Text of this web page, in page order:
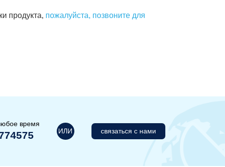
продукта, пожалуйста, позвоните для
время
ИЛИ связаться с нами